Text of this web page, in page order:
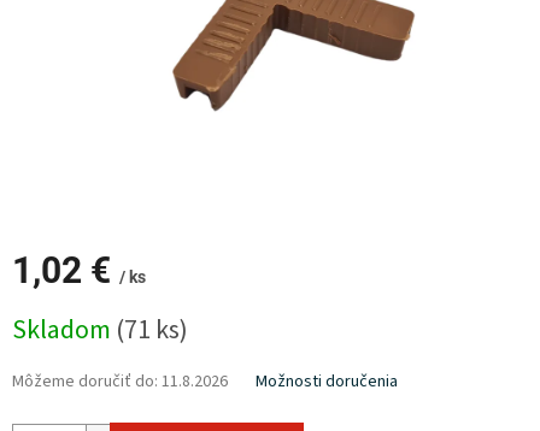
1,02 € / ks
cena:
Skladom (71 ks)
Môžeme doručiť do: 11.8.2026 Možnosti doručenia